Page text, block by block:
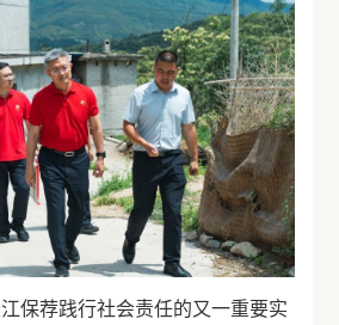
荐践行社会责任的又一重要实